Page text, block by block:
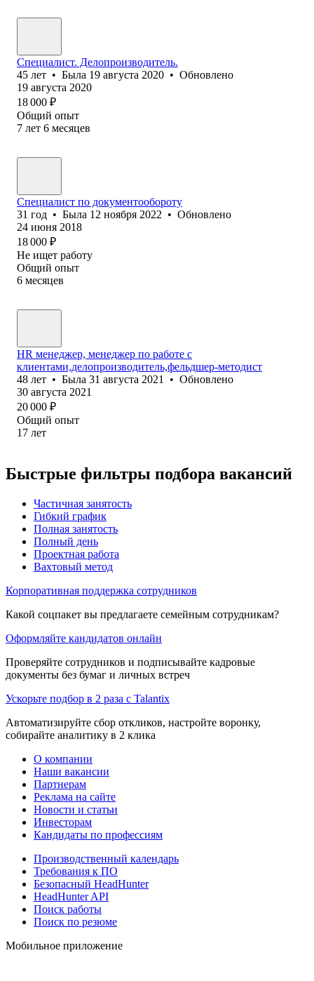
Специалист. Делопроизводитель.
45 лет • Была 19 августа 2020 • Обновлено
19 августа 2020
18 000 ₽
Общий опыт
7 лет 6 месяцев
Специалист по документообороту
31 год • Была 12 ноября 2022 • Обновлено
24 июня 2018
18 000 ₽
Не ищет работу
Общий опыт
6 месяцев
HR менеджер, менеджер по работе с
клиентами,делопроизводитель,фельдшер-методист
48 лет • Была 31 августа 2021 • Обновлено
30 августа 2021
20 000 ₽
Общий опыт
17 лет
Быстрые фильтры подбора вакансий
Частичная занятость
Гибкий график
Полная занятость
Полный день
Проектная работа
Вахтовый метод
Корпоративная поддержка сотрудников
Какой соцпакет вы предлагаете семейным сотрудникам?
Оформляйте кандидатов онлайн
Проверяйте сотрудников и подписывайте кадровые
документы без бумаг и личных встреч
Ускорьте подбор в 2 раза с Talantix
Автоматизируйте сбор откликов, настройте воронку,
собирайте аналитику в 2 клика
О компании
Наши вакансии
Партнерам
Реклама на сайте
Новости и статьи
Инвесторам
Кандидаты по профессиям
Производственный календарь
Требования к ПО
Безопасный HeadHunter
HeadHunter API
Поиск работы
Поиск по резюме
Мобильное приложение